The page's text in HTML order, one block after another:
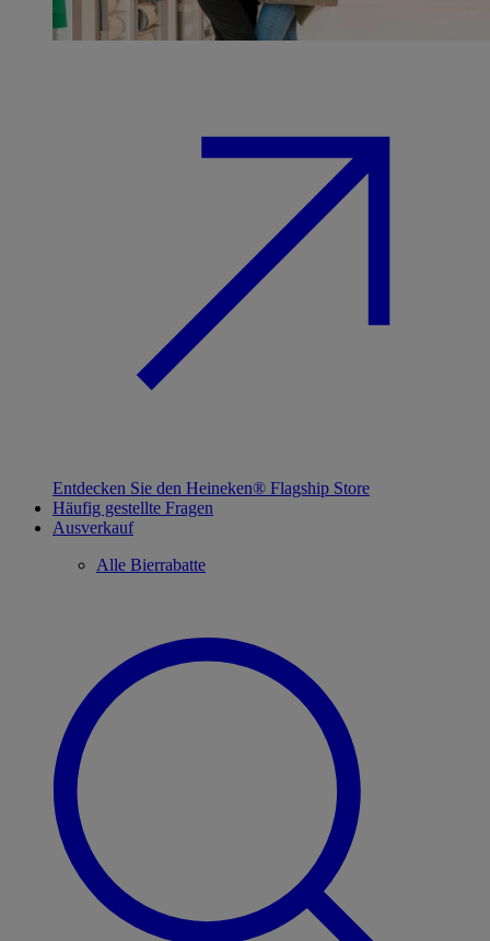
Entdecken Sie den Heineken® Flagship Store
Häufig gestellte Fragen
Ausverkauf
Alle Bierrabatte